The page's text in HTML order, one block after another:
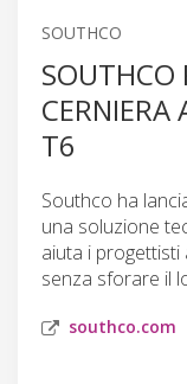
SOUTHCO
SOUTHCO
CERNIERA
T6
Southco ha
una soluzione
aiuta i progettisti
senza sforare il
southco.com